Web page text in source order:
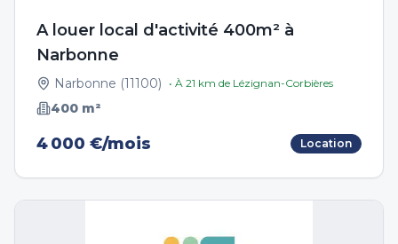
A louer local d'activité 400m² à
Narbonne
Narbonne (11100) • À 21 km de Lézignan-Corbières
400 m²
4 000 €/mois Location